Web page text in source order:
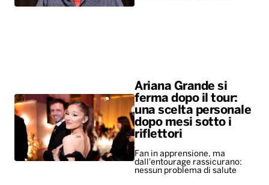
Ariana Grande si
ferma dopo il tour:
una scelta personale
dopo mesi sotto i
riflettori
Fan in apprensione, ma
dall'entourage rassicurano:
nessun problema di salute